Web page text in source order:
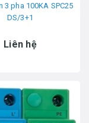
3 pha 100KA SPC25
DS/3+1
Liên hệ